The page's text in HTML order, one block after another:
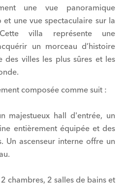
une vue panoramique
une vue spectaculaire sur la
villa représente une
un morceau d’histoire
des villes les plus sûres et les
composée comme suit :
majestueux hall d'entrée, un
entièrement équipée et des
Un ascenseur interne offre un
chambres, 2 salles de bains et